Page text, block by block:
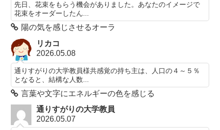
先日、花束をもらう機会がありました。あなたのイメージで
花束をオーダーしたん...
陽の気を感じさせるオーラ
リカコ
2026.05.08
通りすがりの大学教員様共感覚の持ち主は、人口の４～５％
となると、結構な人数...
言葉や文字にエネルギーの色を感じる
通りすがりの大学教員
2026.05.07